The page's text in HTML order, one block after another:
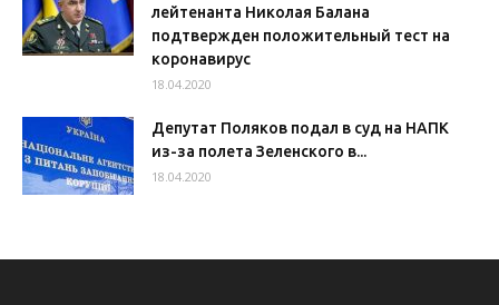
лейтенанта Николая Балана
подтвержден положительный тест на
коронавирус
18.04.2020
Депутат Поляков подал в суд на НАПК
из-за полета Зеленского в...
18.04.2020